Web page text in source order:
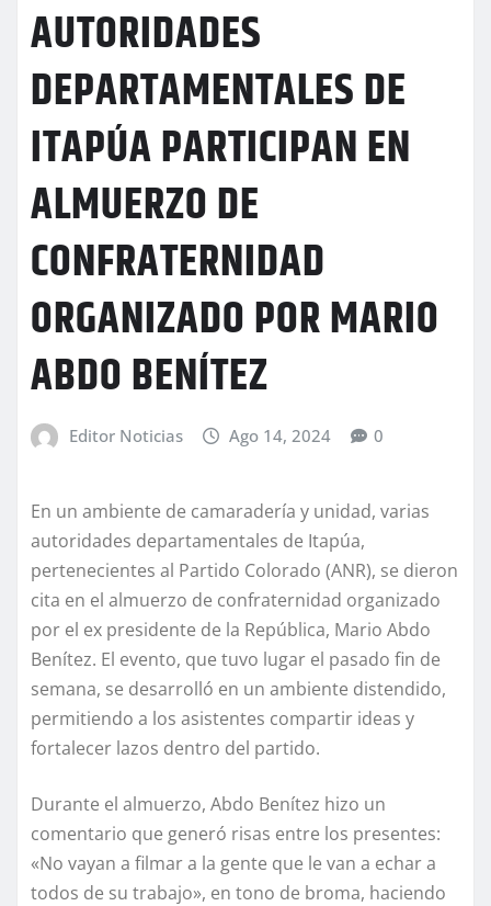
AUTORIDADES
DEPARTAMENTALES DE
ITAPÚA PARTICIPAN EN
ALMUERZO DE
CONFRATERNIDAD
ORGANIZADO POR MARIO
ABDO BENÍTEZ
Editor Noticias Ago 14, 2024 0
En un ambiente de camaradería y unidad, varias
autoridades departamentales de Itapúa,
pertenecientes al Partido Colorado (ANR), se dieron
cita en el almuerzo de confraternidad organizado
por el ex presidente de la República, Mario Abdo
Benítez. El evento, que tuvo lugar el pasado fin de
semana, se desarrolló en un ambiente distendido,
permitiendo a los asistentes compartir ideas y
fortalecer lazos dentro del partido.
Durante el almuerzo, Abdo Benítez hizo un
comentario que generó risas entre los presentes:
«No vayan a filmar a la gente que le van a echar a
todos de su trabajo», en tono de broma, haciendo